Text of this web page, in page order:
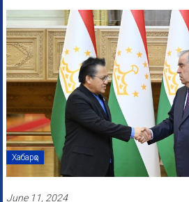
Хабарҳо
June 11, 2024